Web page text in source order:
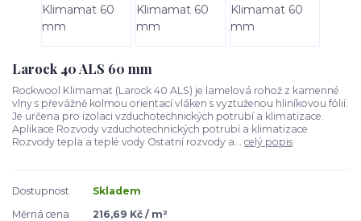
Larock 40 ALS 60 mm
Rockwool Klimamat (Larock 40 ALS) je lamelová rohož z kamenné
vlny s převážně kolmou orientací vláken s vyztuženou hliníkovou fólií.
Je určena pro izolaci vzduchotechnických potrubí a klimatizace.
Aplikace Rozvody vzduchotechnických potrubí a klimatizace
Rozvody tepla a teplé vody Ostatní rozvody a... celý popis
Dostupnost
Skladem
Měrná cena
216,69 Kč / m²